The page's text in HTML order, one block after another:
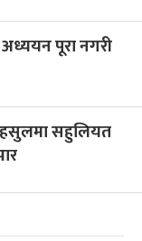
पूरा नगरी
सहुलियत